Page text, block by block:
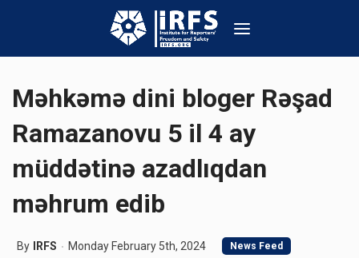
Məhkəmə dini bloger Rəşad
Ramazanovu 5 il 4 ay
müddətinə azadlıqdan
məhrum edib
By IRFS Monday February 5th, 2024 News Feed